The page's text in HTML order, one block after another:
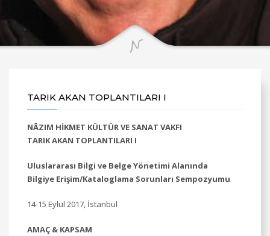
TARIK AKAN TOPLANTILARI I
NÂZIM HİKMET KÜLTÜR VE SANAT VAKFI
TARIK AKAN TOPLANTILARI I
Uluslararası Bilgi ve Belge Yönetimi Alanında
Bilgiye Erişim/Kataloglama Sorunları Sempozyumu
14-15 Eylül 2017, İstanbul
AMAÇ & KAPSAM